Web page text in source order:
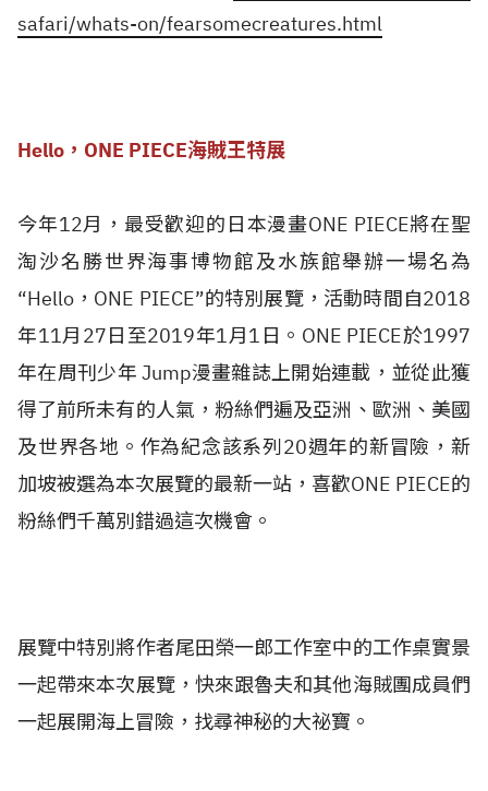
safari/whats-on/fearsomecreatures.html
Hello，ONE PIECE海賊王特展
今年12月，最受歡迎的日本漫畫ONE PIECE將在聖
淘沙名勝世界海事博物館及水族館舉辦一場名為
“Hello，ONE PIECE”的特別展覽，活動時間自2018
年11月27日至2019年1月1日。ONE PIECE於1997
年在周刊少年 Jump漫畫雜誌上開始連載，並從此獲
得了前所未有的人氣，粉絲們遍及亞洲、歐洲、美國
及世界各地。作為紀念該系列20週年的新冒險，新
加坡被選為本次展覽的最新一站，喜歡ONE PIECE的
粉絲們千萬別錯過這次機會。
展覽中特別將作者尾田榮一郎工作室中的工作桌實景
一起帶來本次展覽，快來跟魯夫和其他海賊團成員們
一起展開海上冒險，找尋神秘的大祕寶。